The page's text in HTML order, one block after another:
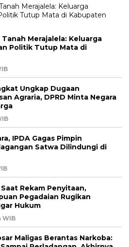
Merajalela: Keluarga
Politik Tutup Mata di
Ungkap Dugaan
Agraria, DPRD Minta Negara
IPDA Gagas Pimpin
Satwa Dilindungi di
Rekam Penyitaan,
Pegadaian Rugikan
Hukum
WIB
Maligas Berantas Narkoba: